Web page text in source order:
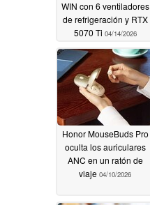
WIN con 6 ventiladores
de refrigeración y RTX
5070 Ti 04/14/2026
Honor MouseBuds Pro
oculta los auriculares
ANC en un ratón de
viaje 04/10/2026